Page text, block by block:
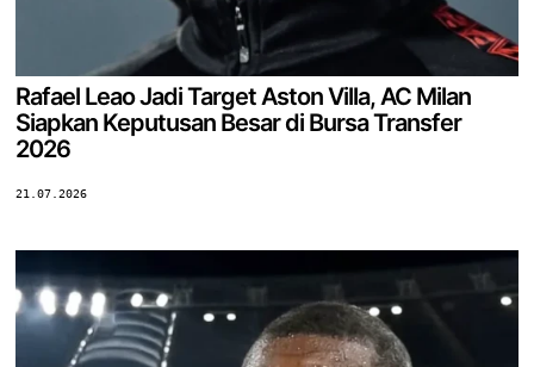
Rafael Leao Jadi Target Aston Villa, AC Milan
Siapkan Keputusan Besar di Bursa Transfer
2026
21.07.2026